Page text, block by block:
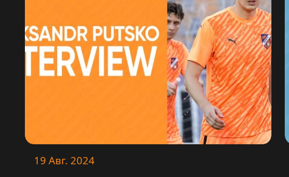
19 Авг. 2024